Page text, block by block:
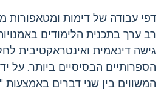
דפי עבודה של דימות ומטאפורות
רב ערך בתכנית הלימודים
גישה דינאמית ואינטראקטיבית
הספרותיים הבסיסיים ביותר. על
המשווים בין שני דברים באמצעות